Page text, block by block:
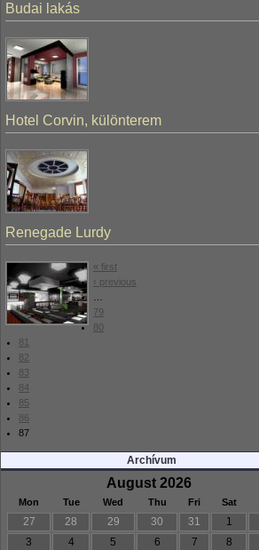
Budai lakás
Hotel Corvin, különterem
Renegade Lurdy
« first
‹ previous
…
79
80
81
82
83
84
85
86
87
Archívum
August 2026
Mon Tue Wed Thu Fri Sat
27 28 29 30 31 1
3
4 5 6 7 8